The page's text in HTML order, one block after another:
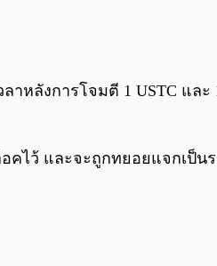
ลังการโจมตี 1 USTC และ
คไว้ และจะถูกทยอยแจกเป็